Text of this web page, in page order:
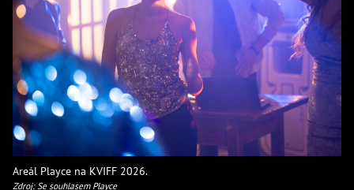
Areál Playce na KVIFF 2026.
Zdroj: Se souhlasem Playce